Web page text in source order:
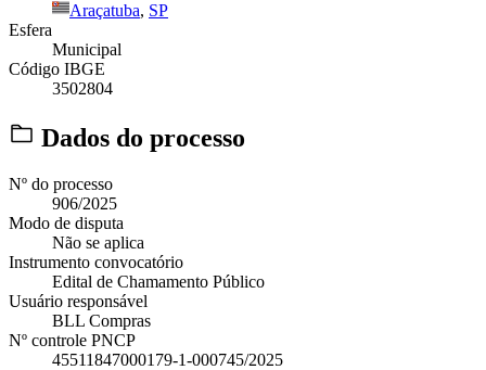
Araçatuba, SP
Esfera
Municipal
Código IBGE
3502804
Dados do processo
Nº do processo
906/2025
Modo de disputa
Não se aplica
Instrumento convocatório
Edital de Chamamento Público
Usuário responsável
BLL Compras
Nº controle PNCP
45511847000179-1-000745/2025